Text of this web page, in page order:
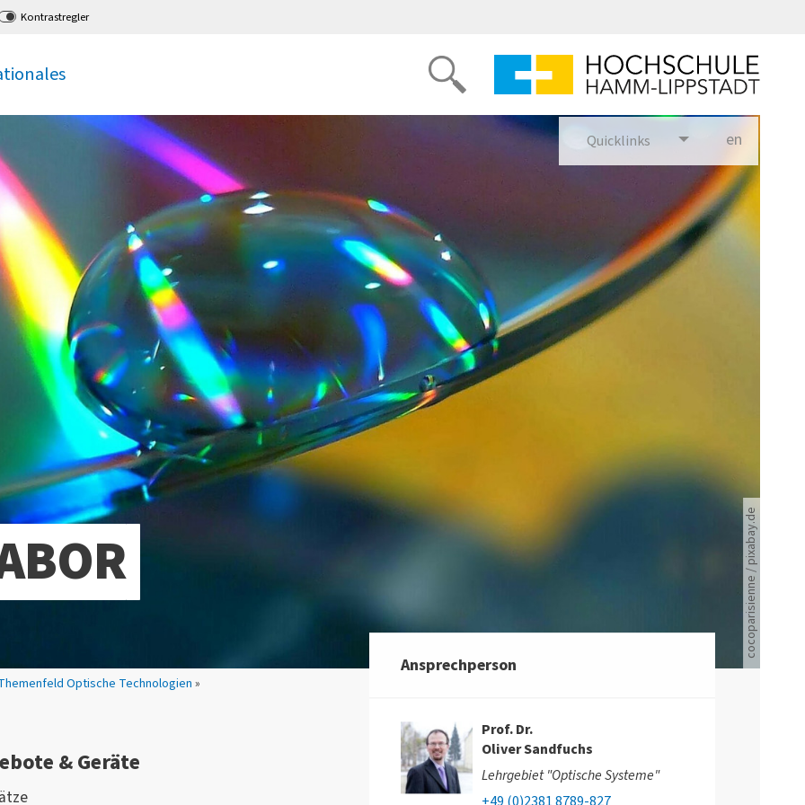
Kontrastregler
Quicklinks en
Optische Technologien »
Wassertropfen schillert bunt auf einer CD
cocoparisienne / pixabay.de
& Geräte
Ansprechperson
Prof. Dr.
Oliver Sandfuchs
Lehrgebiet "Optische Systeme"